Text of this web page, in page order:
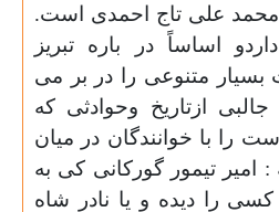
محمد علی تاج احمدی است.
داردو اساساً در باره تبریز
متنوعی را در بر می
ازتاریخ وحوادثی که
را با خوانندگان در میان
امیر تیمور گورکانی کی به
کسی را دیده و یا نادر شاه